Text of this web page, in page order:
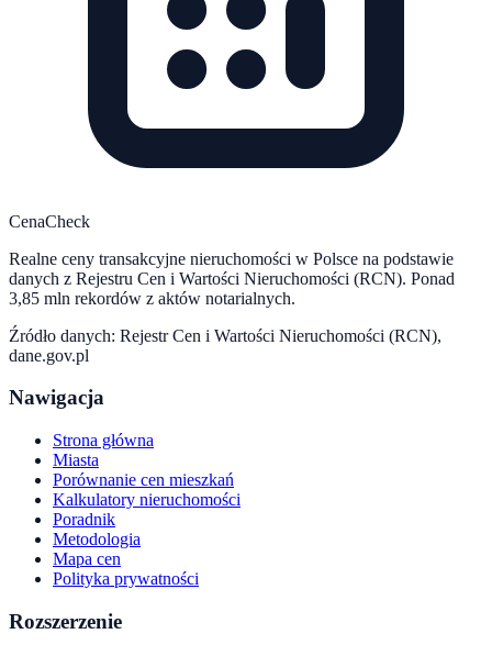
CenaCheck
Realne ceny transakcyjne nieruchomości w Polsce na podstawie
danych z Rejestru Cen i Wartości Nieruchomości (RCN). Ponad
3,85 mln rekordów z aktów notarialnych.
Źródło danych: Rejestr Cen i Wartości Nieruchomości (RCN),
dane.gov.pl
Nawigacja
Strona główna
Miasta
Porównanie cen mieszkań
Kalkulatory nieruchomości
Poradnik
Metodologia
Mapa cen
Polityka prywatności
Rozszerzenie